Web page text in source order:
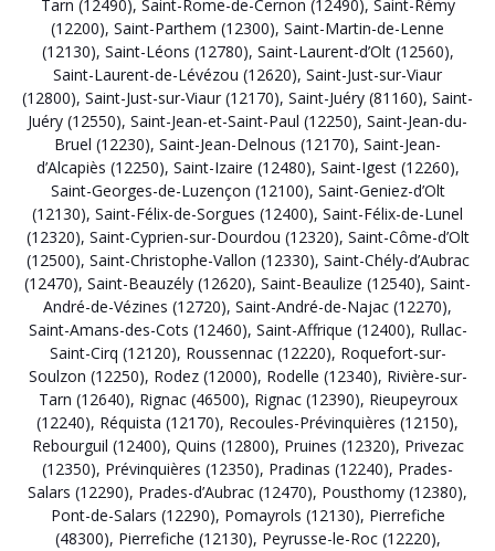
Tarn (12490), Saint-Rome-de-Cernon (12490), Saint-Rémy
(12200), Saint-Parthem (12300), Saint-Martin-de-Lenne
(12130), Saint-Léons (12780), Saint-Laurent-d’Olt (12560),
Saint-Laurent-de-Lévézou (12620), Saint-Just-sur-Viaur
(12800), Saint-Just-sur-Viaur (12170), Saint-Juéry (81160), Saint-
Juéry (12550), Saint-Jean-et-Saint-Paul (12250), Saint-Jean-du-
Bruel (12230), Saint-Jean-Delnous (12170), Saint-Jean-
d’Alcapiès (12250), Saint-Izaire (12480), Saint-Igest (12260),
Saint-Georges-de-Luzençon (12100), Saint-Geniez-d’Olt
(12130), Saint-Félix-de-Sorgues (12400), Saint-Félix-de-Lunel
(12320), Saint-Cyprien-sur-Dourdou (12320), Saint-Côme-d’Olt
(12500), Saint-Christophe-Vallon (12330), Saint-Chély-d’Aubrac
(12470), Saint-Beauzély (12620), Saint-Beaulize (12540), Saint-
André-de-Vézines (12720), Saint-André-de-Najac (12270),
Saint-Amans-des-Cots (12460), Saint-Affrique (12400), Rullac-
Saint-Cirq (12120), Roussennac (12220), Roquefort-sur-
Soulzon (12250), Rodez (12000), Rodelle (12340), Rivière-sur-
Tarn (12640), Rignac (46500), Rignac (12390), Rieupeyroux
(12240), Réquista (12170), Recoules-Prévinquières (12150),
Rebourguil (12400), Quins (12800), Pruines (12320), Privezac
(12350), Prévinquières (12350), Pradinas (12240), Prades-
Salars (12290), Prades-d’Aubrac (12470), Pousthomy (12380),
Pont-de-Salars (12290), Pomayrols (12130), Pierrefiche
(48300), Pierrefiche (12130), Peyrusse-le-Roc (12220),